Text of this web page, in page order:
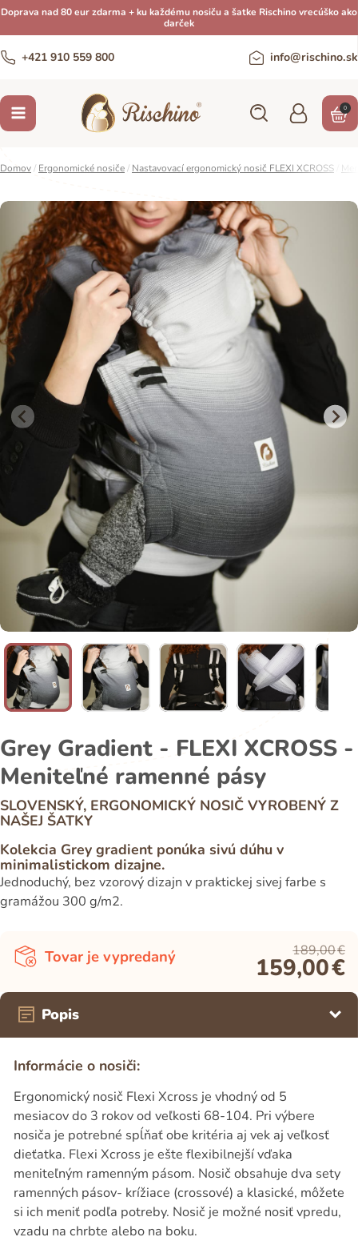
Doprava nad 80 eur zdarma + ku každému nosiču a šatke Rischino vrecúško ako
darček
+421 910 559 800 info@rischino.sk
0
Domov/ Ergonomické nosiče/ Nastavovací ergonomický nosič FLEXI XCROSS
Grey Gradient - FLEXI XCROSS -
Meniteľné ramenné pásy
SLOVENSKÝ, ERGONOMICKÝ NOSIČ VYROBENÝ Z
NAŠEJ ŠATKY
Kolekcia Grey gradient ponúka sivú dúhu v
minimalistickom dizajne.
Jednoduchý, bez vzorový dizajn v praktickej sivej farbe s
gramážou 300 g/m2.
Tovar je vypredaný 189,00€
159,00€
Popis
Informácie o nosiči:
Ergonomický nosič Flexi Xcross je vhodný od 5
mesiacov do 3 rokov od veľkosti 68-104. Pri výbere
nosiča je potrebné spĺňať obe kritéria aj vek aj veľkosť
dieťatka. Flexi Xcross je ešte flexibilnejší vďaka
meniteľným ramenným pásom. Nosič obsahuje dva sety
ramenných pásov- krížiace (crossové) a klasické, môžete
si ich meniť podľa potreby. Nosič je možné nosiť vpredu,
vzadu na chrbte alebo na boku.